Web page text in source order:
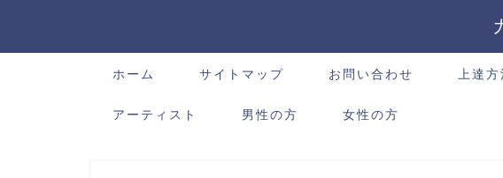
ホーム サイトマップ お問い合わせ 上達方
アーティスト 男性の方 女性の方